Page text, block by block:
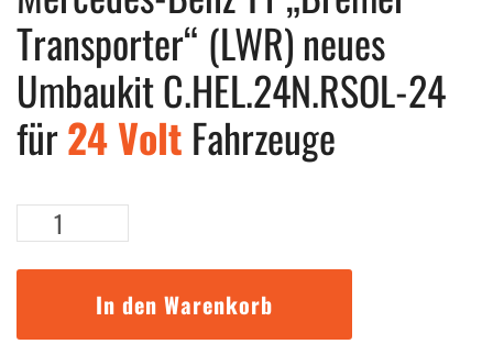
Transporter“ (LWR) neues
Umbaukit C.HEL.24N.RSOL-24
für24 Volt Fahrzeuge
Mercedes-
Benz
T1
(LWR)
In den Warenkorb